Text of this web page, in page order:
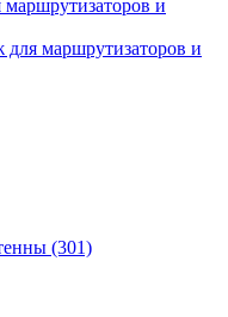
маршрутизаторов и
маршрутизаторов и
(301)